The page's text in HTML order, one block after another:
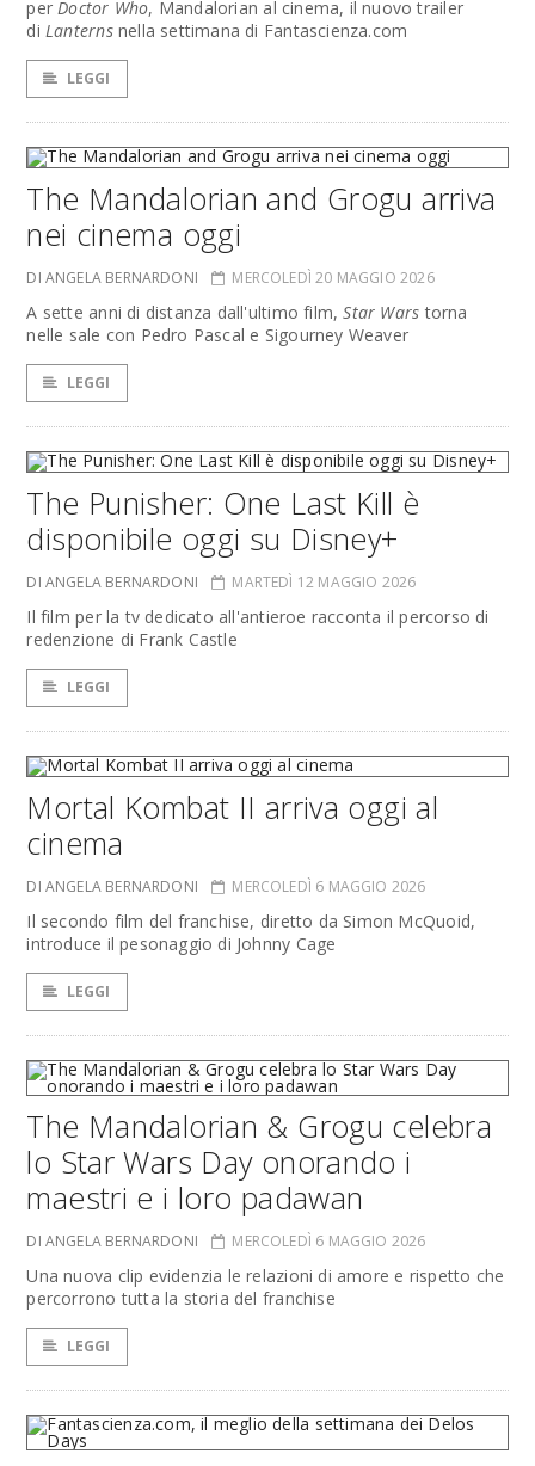
perDoctor Who, Mandalorian al cinema, il nuovo trailer
di Lanternsnella settimana di Fantascienza.com
LEGGI
The Mandalorian and Grogu arriva
nei cinema oggi
DI ANGELA BERNARDONI MERCOLEDÌ 20 MAGGIO 2026
A sette anni di distanza dall'ultimo film,Star Wars torna
nelle sale con Pedro Pascal e Sigourney Weaver
LEGGI
The Punisher: One Last Kill è
disponibile oggi su Disney+
DI ANGELA BERNARDONI MARTEDÌ 12 MAGGIO 2026
Il film per la tv dedicato all'antieroe racconta il percorso di
redenzione di Frank Castle
LEGGI
Mortal Kombat II arriva oggi al
cinema
DI ANGELA BERNARDONI MERCOLEDÌ 6 MAGGIO 2026
Il secondo film del franchise, diretto da Simon McQuoid,
introduce il pesonaggio di Johnny Cage
LEGGI
The Mandalorian & Grogu celebra
lo Star Wars Day onorando i
maestri e i loro padawan
DI ANGELA BERNARDONI MERCOLEDÌ 6 MAGGIO 2026
Una nuova clip evidenzia le relazioni di amore e rispetto che
percorrono tutta la storia del franchise
LEGGI